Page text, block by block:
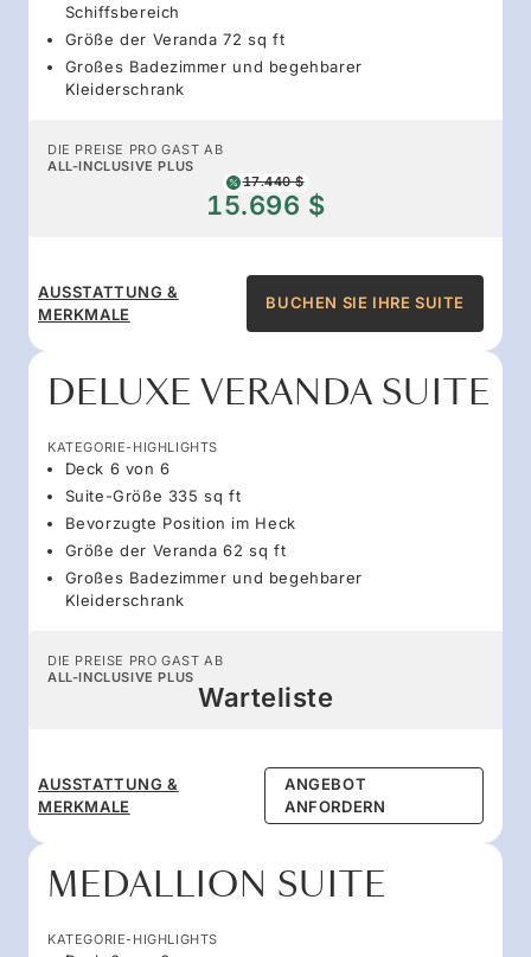
Schiffsbereich
Größe der Veranda 72 sq ft
Großes Badezimmer und begehbarer
Kleiderschrank
DIE PREISE PRO GAST AB
ALL-INCLUSIVE PLUS
17.440 $
15.696 $
AUSSTATTUNG &
MERKMALE
BUCHEN SIE IHRE SUITE
DELUXE VERANDA SUITE
KATEGORIE-HIGHLIGHTS
Deck 6 von 6
Suite-Größe 335 sq ft
Bevorzugte Position im Heck
Größe der Veranda 62 sq ft
Großes Badezimmer und begehbarer
Kleiderschrank
DIE PREISE PRO GAST AB
ALL-INCLUSIVE PLUS
Warteliste
AUSSTATTUNG &
MERKMALE
ANGEBOT
ANFORDERN
MEDALLION SUITE
KATEGORIE-HIGHLIGHTS